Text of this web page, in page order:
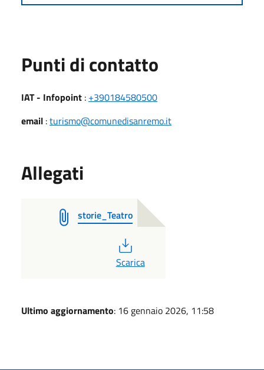
Punti di contatto
IAT - Infopoint : +390184580500
email :turismo@comunedisanremo.it
Allegati
storie_Teatro
PDF
Scarica
Ultimo aggiornamento: 16 gennaio 2026, 11:58